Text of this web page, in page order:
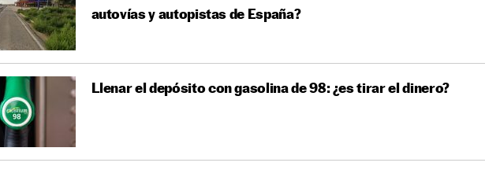
autovías y autopistas de España?
Llenar el depósito con gasolina de 98: ¿es tirar el dinero?